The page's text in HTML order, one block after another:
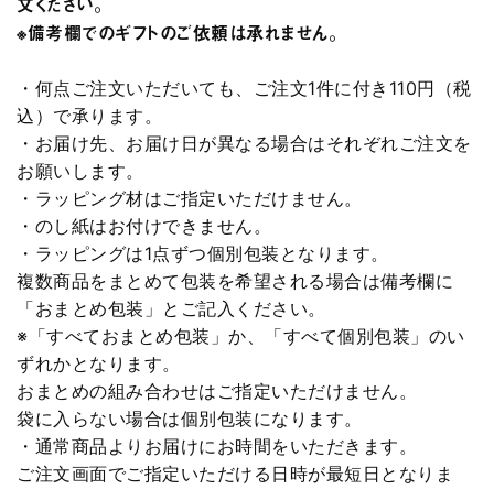
※備考欄でのギフトのご依頼は承れません。
・何点ご注文いただいても、ご注文1件に付き110円（税
込）で承ります。
・お届け先、お届け日が異なる場合はそれぞれご注文を
お願いします。
・ラッピング材はご指定いただけません。
・のし紙はお付けできません。
・ラッピングは1点ずつ個別包装となります。
複数商品をまとめて包装を希望される場合は備考欄に
「おまとめ包装」とご記入ください。
※「すべておまとめ包装」か、「すべて個別包装」のい
ずれかとなります。
おまとめの組み合わせはご指定いただけません。
袋に入らない場合は個別包装になります。
・通常商品よりお届けにお時間をいただきます。
ご注文画面でご指定いただける日時が最短日となりま